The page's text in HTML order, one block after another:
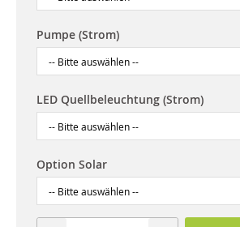
Pumpe (Strom)
LED Quellbeleuchtung (Strom)
Option Solar